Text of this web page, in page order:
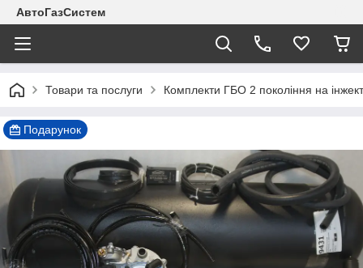
АвтоГазСистем
Товари та послуги Комплекти ГБО 2 покоління на
Подарунок